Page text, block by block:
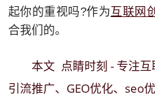
起你的重视吗?作为互联网
合我们的。
本文 点睛时刻 - 专注
引流推广、GEO优化、seo